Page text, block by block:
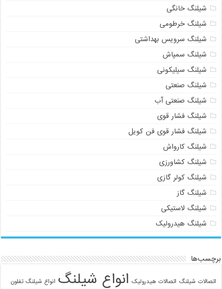
شیلنگ خانگی
شیلنگ خرطومی
شیلنگ سرویس بهداشتی
شیلنگ سمپاش
شیلنگ سیلیکونی
شیلنگ صنعتی
شیلنگ صنعتی آب
شیلنگ فشار قوی
شیلنگ فشار قوی فن کویل
شیلنگ کارواش
شیلنگ کشاورزی
شیلنگ کولر گازی
شیلنگ گاز
شیلنگ لاستیکی
شیلنگ هیدرولیک
برچسب‌ها
اتصالات شیلنگ اتصالات هیدرولیک انواع شیلنگ انواع شیلنگ تفلون